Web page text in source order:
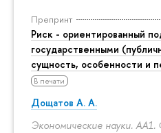
Препринт
Риск - ориентированный
государственными
сущность, особенности и
В печати
Дощатов А. А.
Экономические науки. АА1.